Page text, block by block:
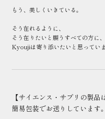
もう、美しくいきている。
そう在れるように、
そう在りたいと願うすべての方に、
Kyoujiは寄り添いたいと思っていま
【サイエンス・サプリの製品
簡易包装でお送りしています